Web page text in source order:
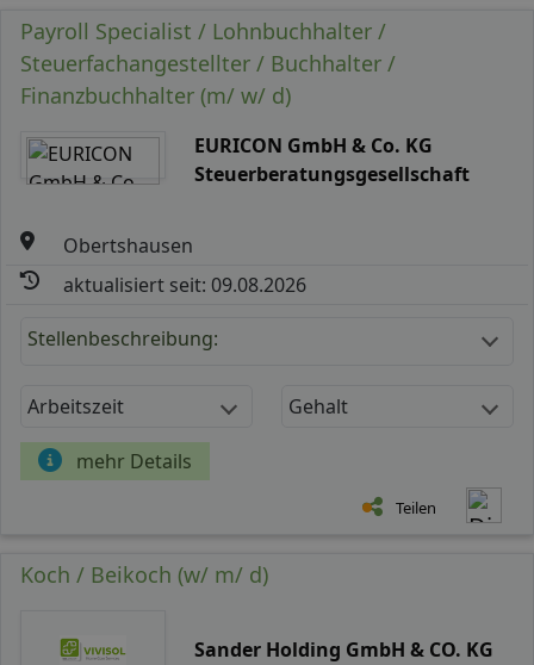
Payroll Specialist / Lohnbuchhalter /
Steuerfachangestellter / Buchhalter /
Finanzbuchhalter (m/ w/ d)
EURICON GmbH & Co. KG
Steuerberatungsgesellschaft
Obertshausen
aktualisiert seit: 09.08.2026
Stellenbeschreibung:
Arbeitszeit Gehalt
mehr Details
Teilen
Koch / Beikoch (w/ m/ d)
Sander Holding GmbH & CO. KG